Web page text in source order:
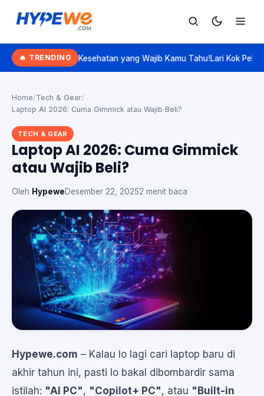
Hypewe.com - Curated Hype. Real Talk.
Cari artikel
🔥 TRENDING
Kesehatan yang Wajib Kamu Tahu!Lari Kok Pelan? Kenalan
Home/Tech & Gear/
Laptop AI 2026: Cuma Gimmick atau Wajib Beli?
TECH & GEAR
Laptop AI 2026: Cuma Gimmick
atau Wajib Beli?
Oleh HypeweDesember 22, 20252 menit baca
Hypewe.com – Kalau lo lagi cari laptop baru di
akhir tahun ini, pasti lo bakal dibombardir sama
istilah: "AI PC", "Copilot+ PC", atau "Built-in